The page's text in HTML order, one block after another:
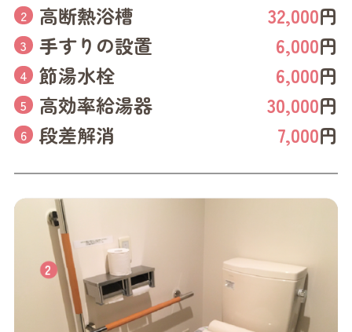
高断熱浴槽
32,000円
手すりの設置
6,000円
節湯水栓
6,000円
高効率給湯器
30,000円
段差解消
7,000円